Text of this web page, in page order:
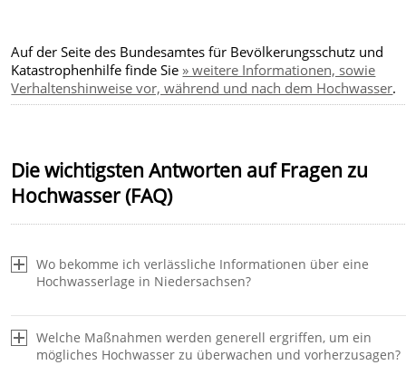
Auf der Seite des Bundesamtes für Bevölkerungsschutz und
Katastrophenhilfe finde Sie» weitere Informationen, sowie
Verhaltenshinweise vor, während und nach dem Hochwasser.
Die wichtigsten Antworten auf Fragen zu
Hochwasser (FAQ)
Wo bekomme ich verlässliche Informationen über eine
Hochwasserlage in Niedersachsen?
Welche Maßnahmen werden generell ergriffen, um ein
mögliches Hochwasser zu überwachen und vorherzusagen?